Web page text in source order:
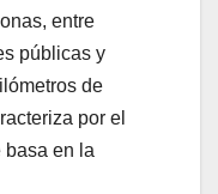
entre
públicas y
de
por el
basa en la